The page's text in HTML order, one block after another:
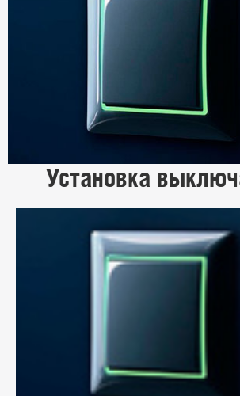
Установка